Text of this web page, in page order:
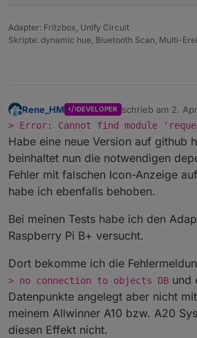
Adapter: Fritzbox, Unify Circuit
Skripte: dynamic hue, Bluetooth Scan, Multi-
Offline
Rene_HM DEVELOPER schrieb am 2.
zuletzt editiert
> Error: Cannot find module
Habe eine neue Version auf github
beinhaltet nun die notwendigen
Fehler mit falschen Icon-Anzeige
habe ich ebenfalls behoben.
Bei meinen Tests habe ich den
Raspberry Pi B+ versucht.
Dort bekomme ich die
> no connection to objects DB und
Datenpunkte angelegt aber nicht
meinem Allwinner A10 bzw. A20
diesen Effekt nicht.